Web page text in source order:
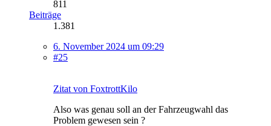
811
Beiträge
1.381
6. November 2024 um 09:29
#25
Zitat von FoxtrottKilo
Also was genau soll an der Fahrzeugwahl das
Problem gewesen sein ?